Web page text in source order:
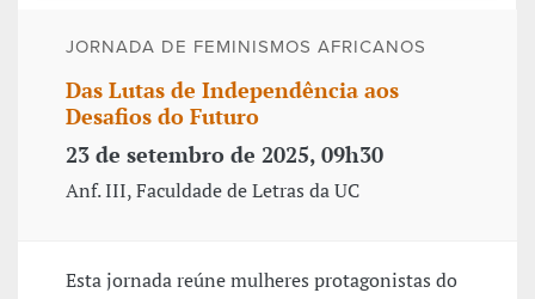
JORNADA DE FEMINISMOS AFRICANOS
Das Lutas de Independência aos
Desafios do Futuro
23 de setembro de 2025, 09h30
Anf. III, Faculdade de Letras da UC
Esta jornada reúne mulheres protagonistas do